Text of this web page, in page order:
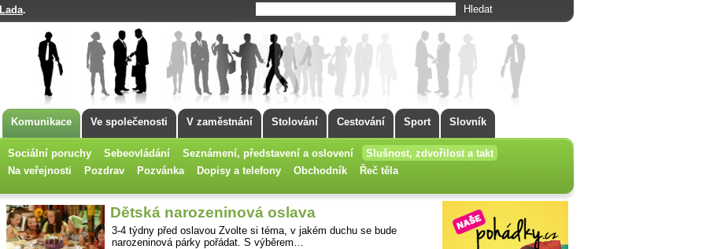
Lada.
Komunikace Ve společenosti V zaměstnání Stolování Cestování Sport Slovník
Sociální poruchy Sebeovládání Seznámení, představení a oslovení
Slušnost, zdvořilost a takt
Na veřejnosti
Pozdrav Pozvánka Dopisy a telefony Obchodník
Řeč těla
Dětská narozeninová oslava
3-4 týdny před oslavou Zvolte si téma, v jakém duchu se bude
narozeninová párky pořádat. S výběrem…